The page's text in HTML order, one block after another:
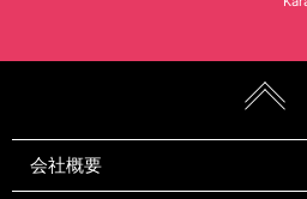
会社概要